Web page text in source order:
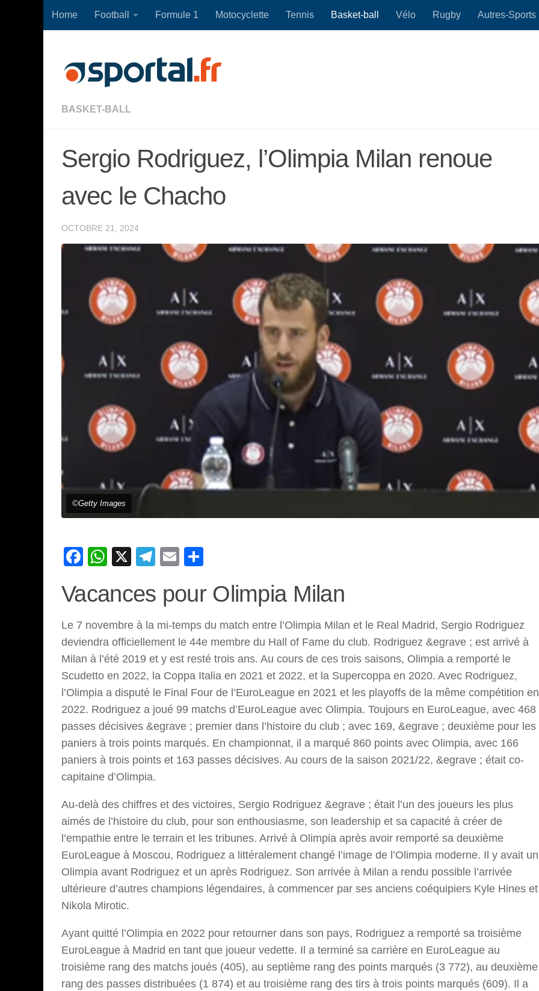
Skip to content
Home Football Formule 1 Motocyclette Tennis Basket-ball Vélo Rugby Autres-Sports
BASKET-BALL
Sergio Rodriguez, l’Olimpia Milan renoue
avec le Chacho
OCTOBRE 21, 2024
©Getty Images
Facebook
WhatsApp
X Telegram
Email
Vacances pour Olimpia Milan
Le 7 novembre à la mi-temps du match entre l’Olimpia Milan et le Real Madrid, Sergio Rodriguez
deviendra officiellement le 44e membre du Hall of Fame du club. Rodriguez &egrave ; est arrivé à
Milan à l’été 2019 et y est resté trois ans. Au cours de ces trois saisons, Olimpia a remporté le
Scudetto en 2022, la Coppa Italia en 2021 et 2022, et la Supercoppa en 2020. Avec Rodriguez,
l’Olimpia a disputé le Final Four de l’EuroLeague en 2021 et les playoffs de la même compétition en
2022. Rodriguez a joué 99 matchs d’EuroLeague avec Olimpia. Toujours en EuroLeague, avec 468
passes décisives &egrave ; premier dans l’histoire du club ; avec 169, &egrave ; deuxième pour les
paniers à trois points marqués. En championnat, il a marqué 860 points avec Olimpia, avec 166
paniers à trois points et 163 passes décisives. Au cours de la saison 2021/22, &egrave ; était co-
capitaine d’Olimpia.
Au-delà des chiffres et des victoires, Sergio Rodriguez &egrave ; était l’un des joueurs les plus
aimés de l’histoire du club, pour son enthousiasme, son leadership et sa capacité à créer de
l’empathie entre le terrain et les tribunes. Arrivé à Olimpia après avoir remporté sa deuxième
EuroLeague à Moscou, Rodriguez a littéralement changé l’image de l’Olimpia moderne. Il y avait un
Olimpia avant Rodriguez et un après Rodriguez. Son arrivée à Milan a rendu possible l’arrivée
ultérieure d’autres champions légendaires, à commencer par ses anciens coéquipiers Kyle Hines et
Nikola Mirotic.
Ayant quitté l’Olimpia en 2022 pour retourner dans son pays, Rodriguez a remporté sa troisième
EuroLeague à Madrid en tant que joueur vedette. Il a terminé sa carrière en EuroLeague au
troisième rang des matchs joués (405), au septième rang des points marqués (3 772), au deuxième
rang des passes distribuées (1 874) et au troisième rang des tirs à trois points marqués (609). Il a